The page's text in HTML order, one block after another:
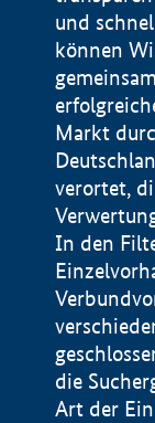
und
können
Markt
verortet,
In den
die
Art der